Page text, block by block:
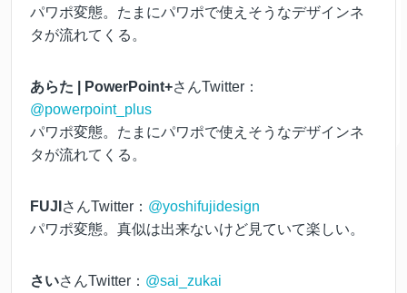
パワポ変態。たまにパワポで使えそうなデザインネ
タが流れてくる。
あらた | PowerPoint+さんTwitter：
@powerpoint_plus
パワポ変態。たまにパワポで使えそうなデザインネ
タが流れてくる。
FUJI さんTwitter： @yoshifujidesign
パワポ変態。真似は出来ないけど見ていて楽しい。
さいさんTwitter： @sai_zukai